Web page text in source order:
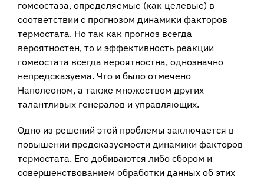
гомеостаза, определяемые (как целевые) в
соответствии с прогнозом динамики факторов
термостата. Но так как прогноз всегда
вероятностен, то и эффективность реакции
гомеостата всегда вероятностна, однозначно
непредсказуема. Что и было отмечено
Наполеоном, а также множеством других
талантливых генералов и управляющих.
Одно из решений этой проблемы заключается в
повышении предсказуемости динамики факторов
термостата. Его добиваются либо сбором и
совершенствованием обработки данных об этих